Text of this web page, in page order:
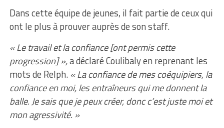
Dans cette équipe de jeunes, il fait partie de ceux qui
ont le plus à prouver auprès de son staff.
« Le travail et la confiance [ont permis cette
progression] »,a déclaré Coulibaly en reprenant les
mots de Relph.« La confiance de mes coéquipiers, la
confiance en moi, les entraîneurs qui me donnent la
balle. Je sais que je peux créer, donc c’est juste moi et
mon agressivité. »